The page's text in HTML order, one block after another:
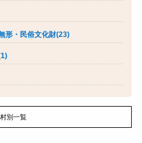
形・民俗文化財(23)
別一覧